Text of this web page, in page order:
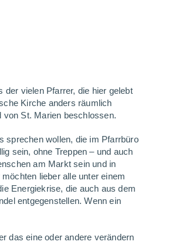
der vielen Pfarrer, die hier gelebt
Kirche anders räumlich
von St. Marien beschlossen.
sprechen wollen, die im Pfarrbüro
sein, ohne Treppen – und auch
am Markt sein und in
lieber alle unter einem
Energiekrise, die auch aus dem
entgegenstellen. Wenn ein
das eine oder andere verändern